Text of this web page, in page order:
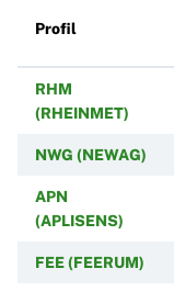
Profil
RHM
(RHEINMET)
NWG (NEWAG)
APN
(APLISENS)
FEE (FEERUM)